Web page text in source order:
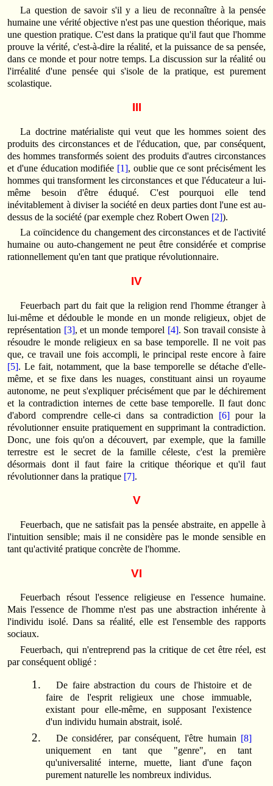
La question de savoir s'il y a lieu de reconnaître à la pensée
humaine une vérité objective n'est pas une question théorique, mais
une question pratique. C'est dans la pratique qu'il faut que l'homme
prouve la vérité, c'est-à-dire la réalité, et la puissance de sa pensée,
dans ce monde et pour notre temps. La discussion sur la réalité ou
l'irréalité d'une pensée qui s'isole de la pratique, est purement
scolastique.
III
La doctrine matérialiste qui veut que les hommes soient des
produits des circonstances et de l'éducation, que, par conséquent,
des hommes transformés soient des produits d'autres circonstances
et d'une éducation modifiée [1], oublie que ce sont précisément les
hommes qui transforment les circonstances et que l'éducateur a lui-
même besoin d'être éduqué. C'est pourquoi elle tend
inévitablement à diviser la société en deux parties dont l'une est au-
dessus de la société (par exemple chez Robert Owen [2]).
La coïncidence du changement des circonstances et de l'activité
humaine ou auto-changement ne peut être considérée et comprise
rationnellement qu'en tant que pratique révolutionnaire.
IV
Feuerbach part du fait que la religion rend l'homme étranger à
lui-même et dédouble le monde en un monde religieux, objet de
représentation [3], et un monde temporel [4]. Son travail consiste à
résoudre le monde religieux en sa base temporelle. Il ne voit pas
que, ce travail une fois accompli, le principal reste encore à faire
[5]. Le fait, notamment, que la base temporelle se détache d'elle-
même, et se fixe dans les nuages, constituant ainsi un royaume
autonome, ne peut s'expliquer précisément que par le déchirement
et la contradiction internes de cette base temporelle. Il faut donc
d'abord comprendre celle-ci dans sa contradiction [6] pour la
révolutionner ensuite pratiquement en supprimant la contradiction.
Donc, une fois qu'on a découvert, par exemple, que la famille
terrestre est le secret de la famille céleste, c'est la première
désormais dont il faut faire la critique théorique et qu'il faut
révolutionner dans la pratique [7].
V
Feuerbach, que ne satisfait pas la pensée abstraite, en appelle à
l'intuition sensible; mais il ne considère pas le monde sensible en
tant qu'activité pratique concrète de l'homme.
VI
Feuerbach résout l'essence religieuse en l'essence humaine.
Mais l'essence de l'homme n'est pas une abstraction inhérente à
l'individu isolé. Dans sa réalité, elle est l'ensemble des rapports
sociaux.
Feuerbach, qui n'entreprend pas la critique de cet être réel, est
par conséquent obligé :
De faire abstraction du cours de l'histoire et de
faire de l'esprit religieux une chose immuable,
existant pour elle-même, en supposant l'existence
d'un individu humain abstrait, isolé.
De considérer, par conséquent, l'être humain [8]
uniquement en tant que "genre", en tant
qu'universalité interne, muette, liant d'une façon
purement naturelle les nombreux individus.